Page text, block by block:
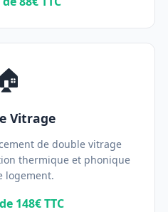
🏠
Vitrage
de double vitrage
thermique et phonique
logement.
148€ TTC